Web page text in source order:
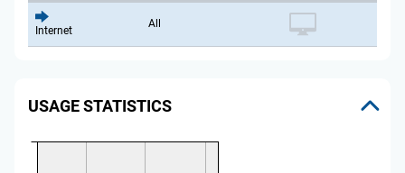
Internet
All
USAGE STATISTICS